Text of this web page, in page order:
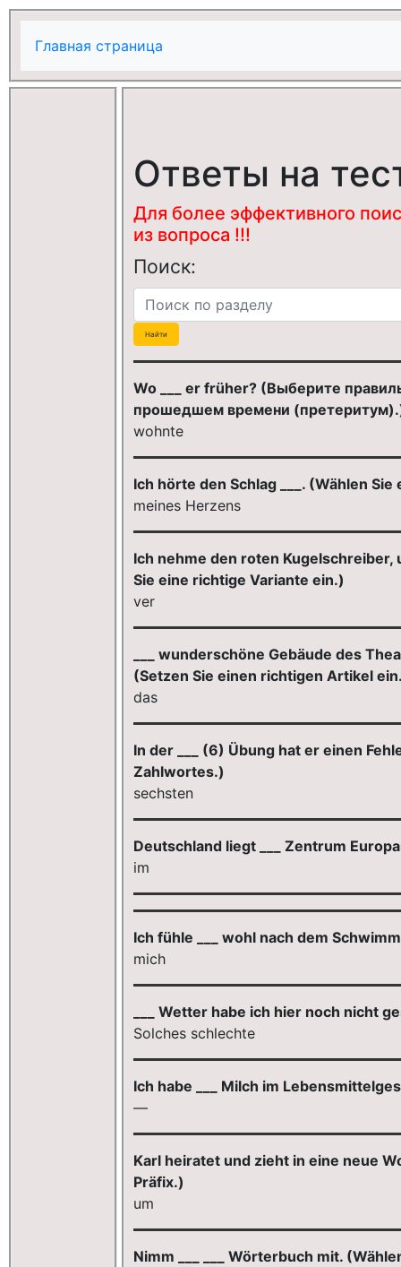
Главная страница
Ответы на
Для более эффективного
из вопроса !!!
Поиск:
Wo ___ er früher? (Выберите
прошедшем времени
wohnte
Ich hörte den Schlag ___. (Wählen
meines Herzens
Ich nehme den roten Kugelschreiber,
Sie eine richtige Variante ein.)
ver
___ wunderschöne Gebäude des
(Setzen Sie einen richtigen Artikel
das
In der ___ (6) Übung hat er einen
Zahlwortes.)
sechsten
Deutschland liegt ___ Zentrum
im
Ich fühle ___ wohl nach dem
mich
___ Wetter habe ich hier noch nicht
Solches schlechte
Ich habe ___ Milch im
—
Karl heiratet und zieht in eine neue
Präfix.)
um
Nimm ___ ___ Wörterbuch mit.